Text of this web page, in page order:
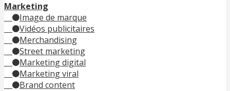
Marketing
Image de marque
Vidéos publicitaires
Merchandising
Street marketing
Marketing digital
Marketing viral
Brand content